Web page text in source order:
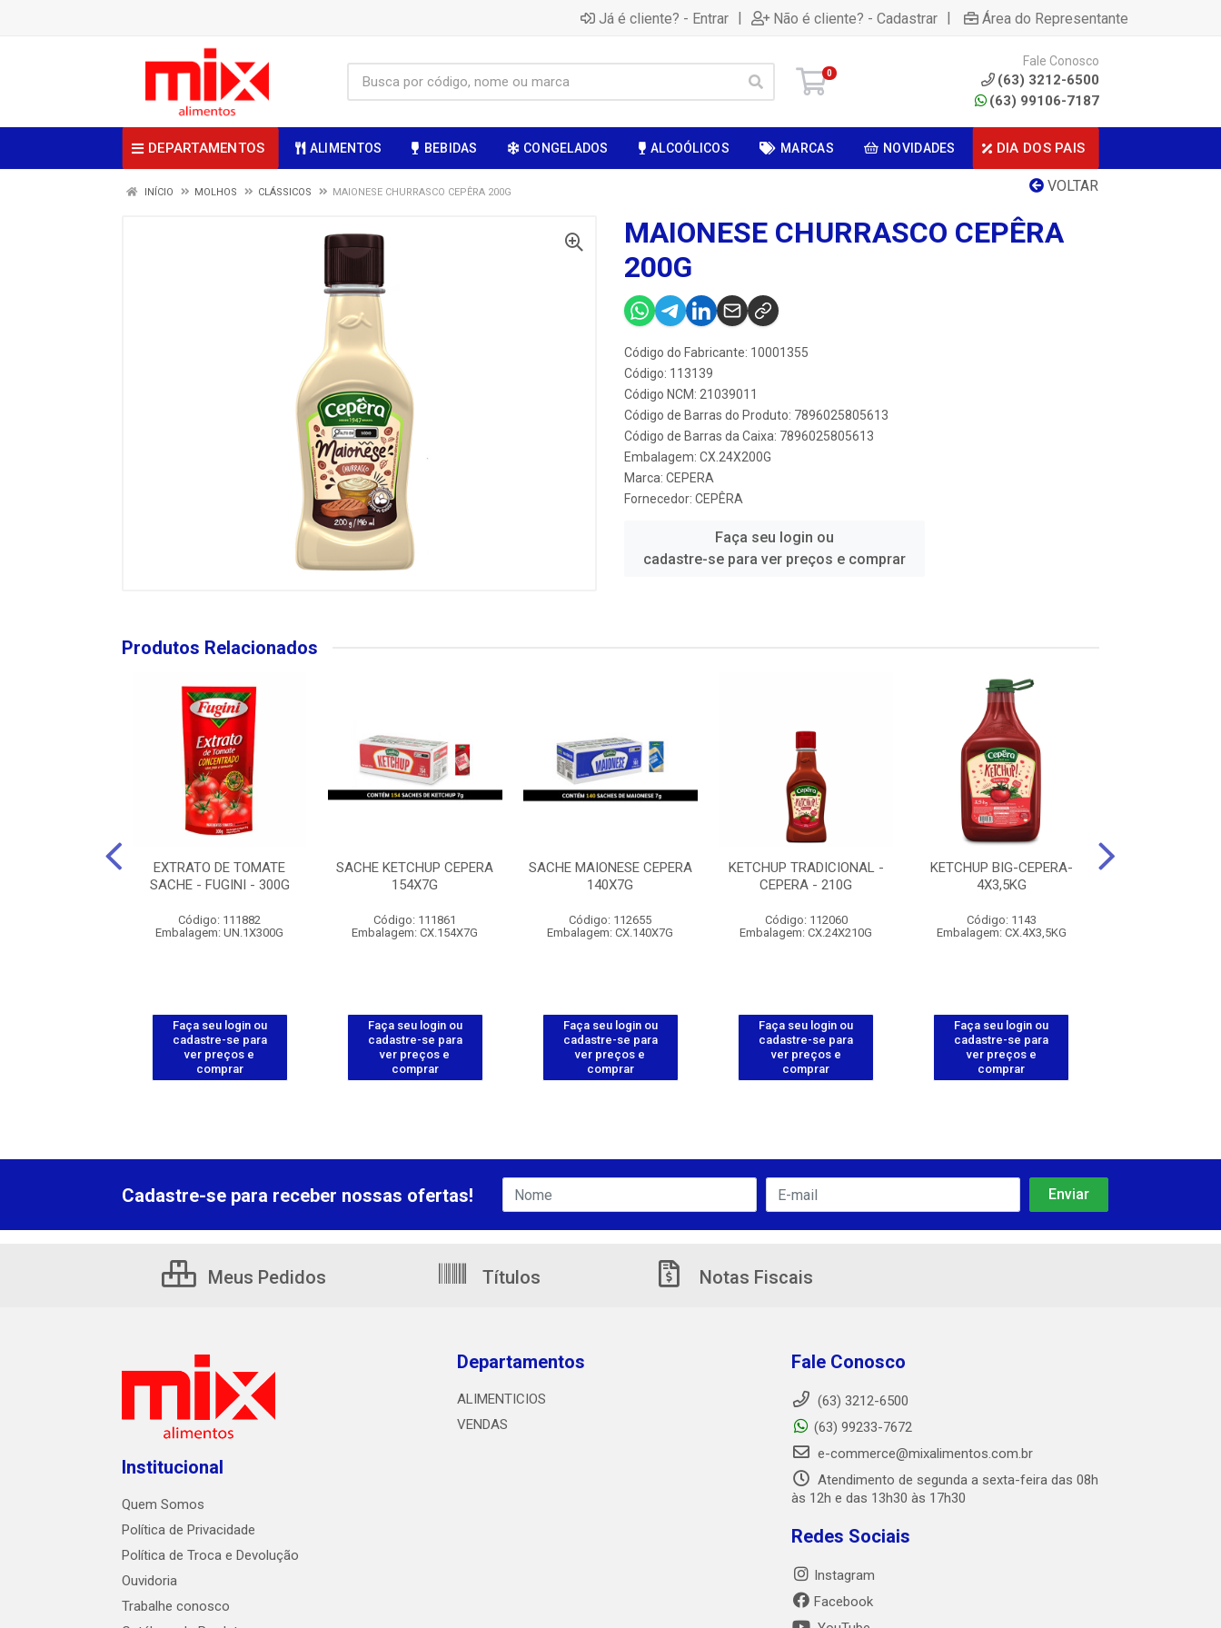
Já é cliente? - Entrar | Não é cliente? - Cadastrar | Área do Representante
0
Fale Conosco
(63) 3212-6500
(63) 99106-7187
DEPARTAMENTOS ALIMENTOS BEBIDAS CONGELADOS ALCOÓLICOS MARCAS NOVIDADES DIA DOS PAIS
VOLTAR
INÍCIO MOLHOS CLÁSSICOS MAIONESE CHURRASCO CEPÊRA 200G
MAIONESE CHURRASCO CEPÊRA
200G
Código do Fabricante: 10001355
Código: 113139
Código NCM: 21039011
Código de Barras do Produto: 7896025805613
Código de Barras da Caixa: 7896025805613
Embalagem: CX.24X200G
Marca: CEPERA
Fornecedor: CEPÊRA
Faça seu login ou
cadastre-se para ver preços e comprar
Produtos Relacionados
EXTRATO DE TOMATE
SACHE - FUGINI - 300G
Código: 111882
Embalagem: UN.1X300G
Faça seu login ou
cadastre-se para
ver preços e
comprar
SACHE KETCHUP CEPERA
154X7G
Código: 111861
Embalagem: CX.154X7G
Faça seu login ou
cadastre-se para
ver preços e
comprar
SACHE MAIONESE CEPERA
140X7G
Código: 112655
Embalagem: CX.140X7G
Faça seu login ou
cadastre-se para
ver preços e
comprar
KETCHUP TRADICIONAL -
CEPERA - 210G
Código: 112060
Embalagem: CX.24X210G
Faça seu login ou
cadastre-se para
ver preços e
comprar
KETCHUP BIG-CEPERA-
4X3,5KG
Código: 1143
Embalagem: CX.4X3,5KG
Faça seu login ou
cadastre-se para
ver preços e
comprar
Cadastre-se para receber nossas ofertas!
Meus Pedidos Títulos Notas Fiscais
Institucional
Quem Somos
Política de Privacidade
Política de Troca e Devolução
Ouvidoria
Trabalhe conosco
Departamentos
ALIMENTICIOS
VENDAS
Fale Conosco
(63) 3212-6500
(63) 99233-7672
e-commerce@mixalimentos.com.br
Atendimento de segunda a sexta-feira das 08h
às 12h e das 13h30 às 17h30
Redes Sociais
Instagram
Facebook